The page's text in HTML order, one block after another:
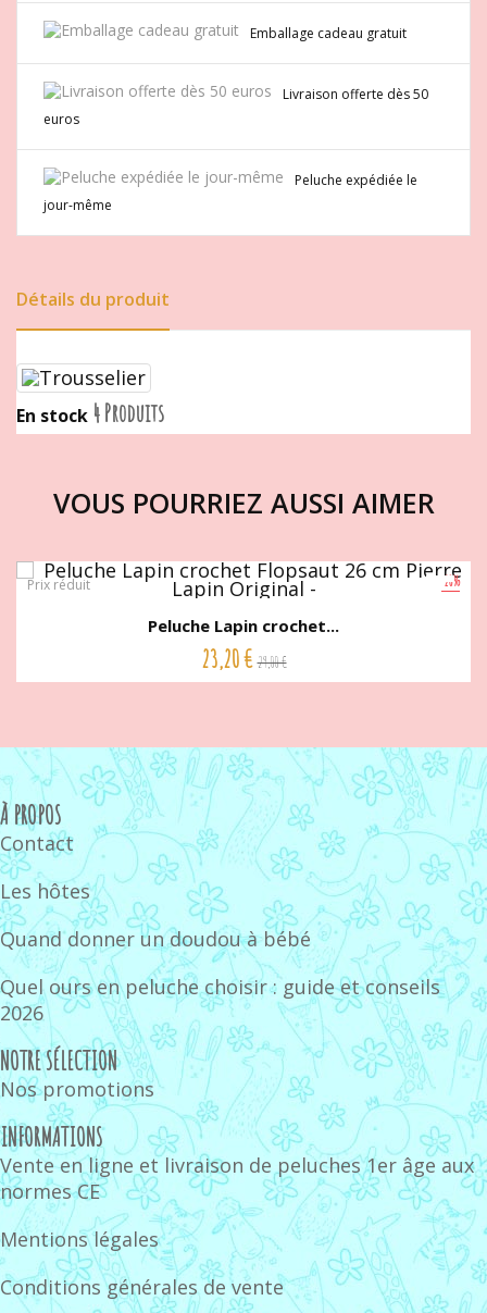
Emballage cadeau gratuit
Livraison offerte dès 50
euros
Peluche expédiée le
jour-même
Détails du produit
En stock 4 Produits
VOUS POURRIEZ AUSSI AIMER
-20%
Prix réduit
Peluche Lapin crochet...
23,20 € 29,00 €
À PROPOS
Contact
Les hôtes
Quand donner un doudou à bébé
Quel ours en peluche choisir : guide et conseils
2026
NOTRE SÉLECTION
Nos promotions
INFORMATIONS
Vente en ligne et livraison de peluches 1er âge aux
normes CE
Mentions légales
Conditions générales de vente